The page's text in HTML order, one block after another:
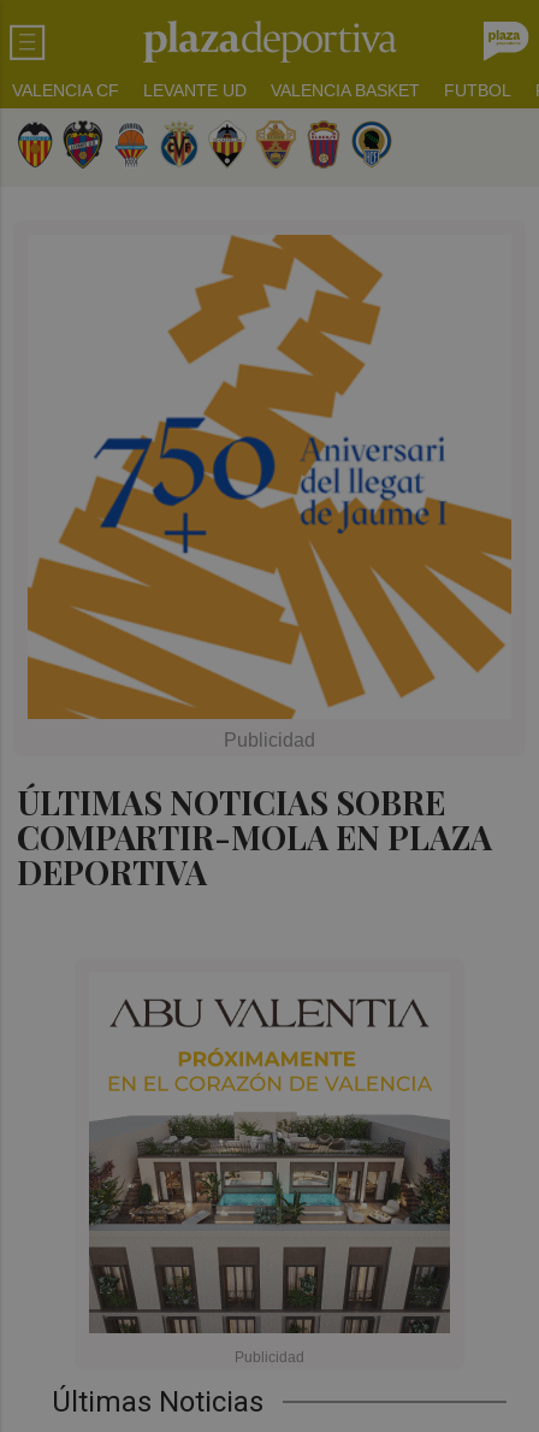
VALENCIA CF LEVANTE UD VALENCIA BASKET FUTBOL
ÚLTIMAS NOTICIAS SOBRE
COMPARTIR-MOLA EN PLAZA
DEPORTIVA
Últimas Noticias